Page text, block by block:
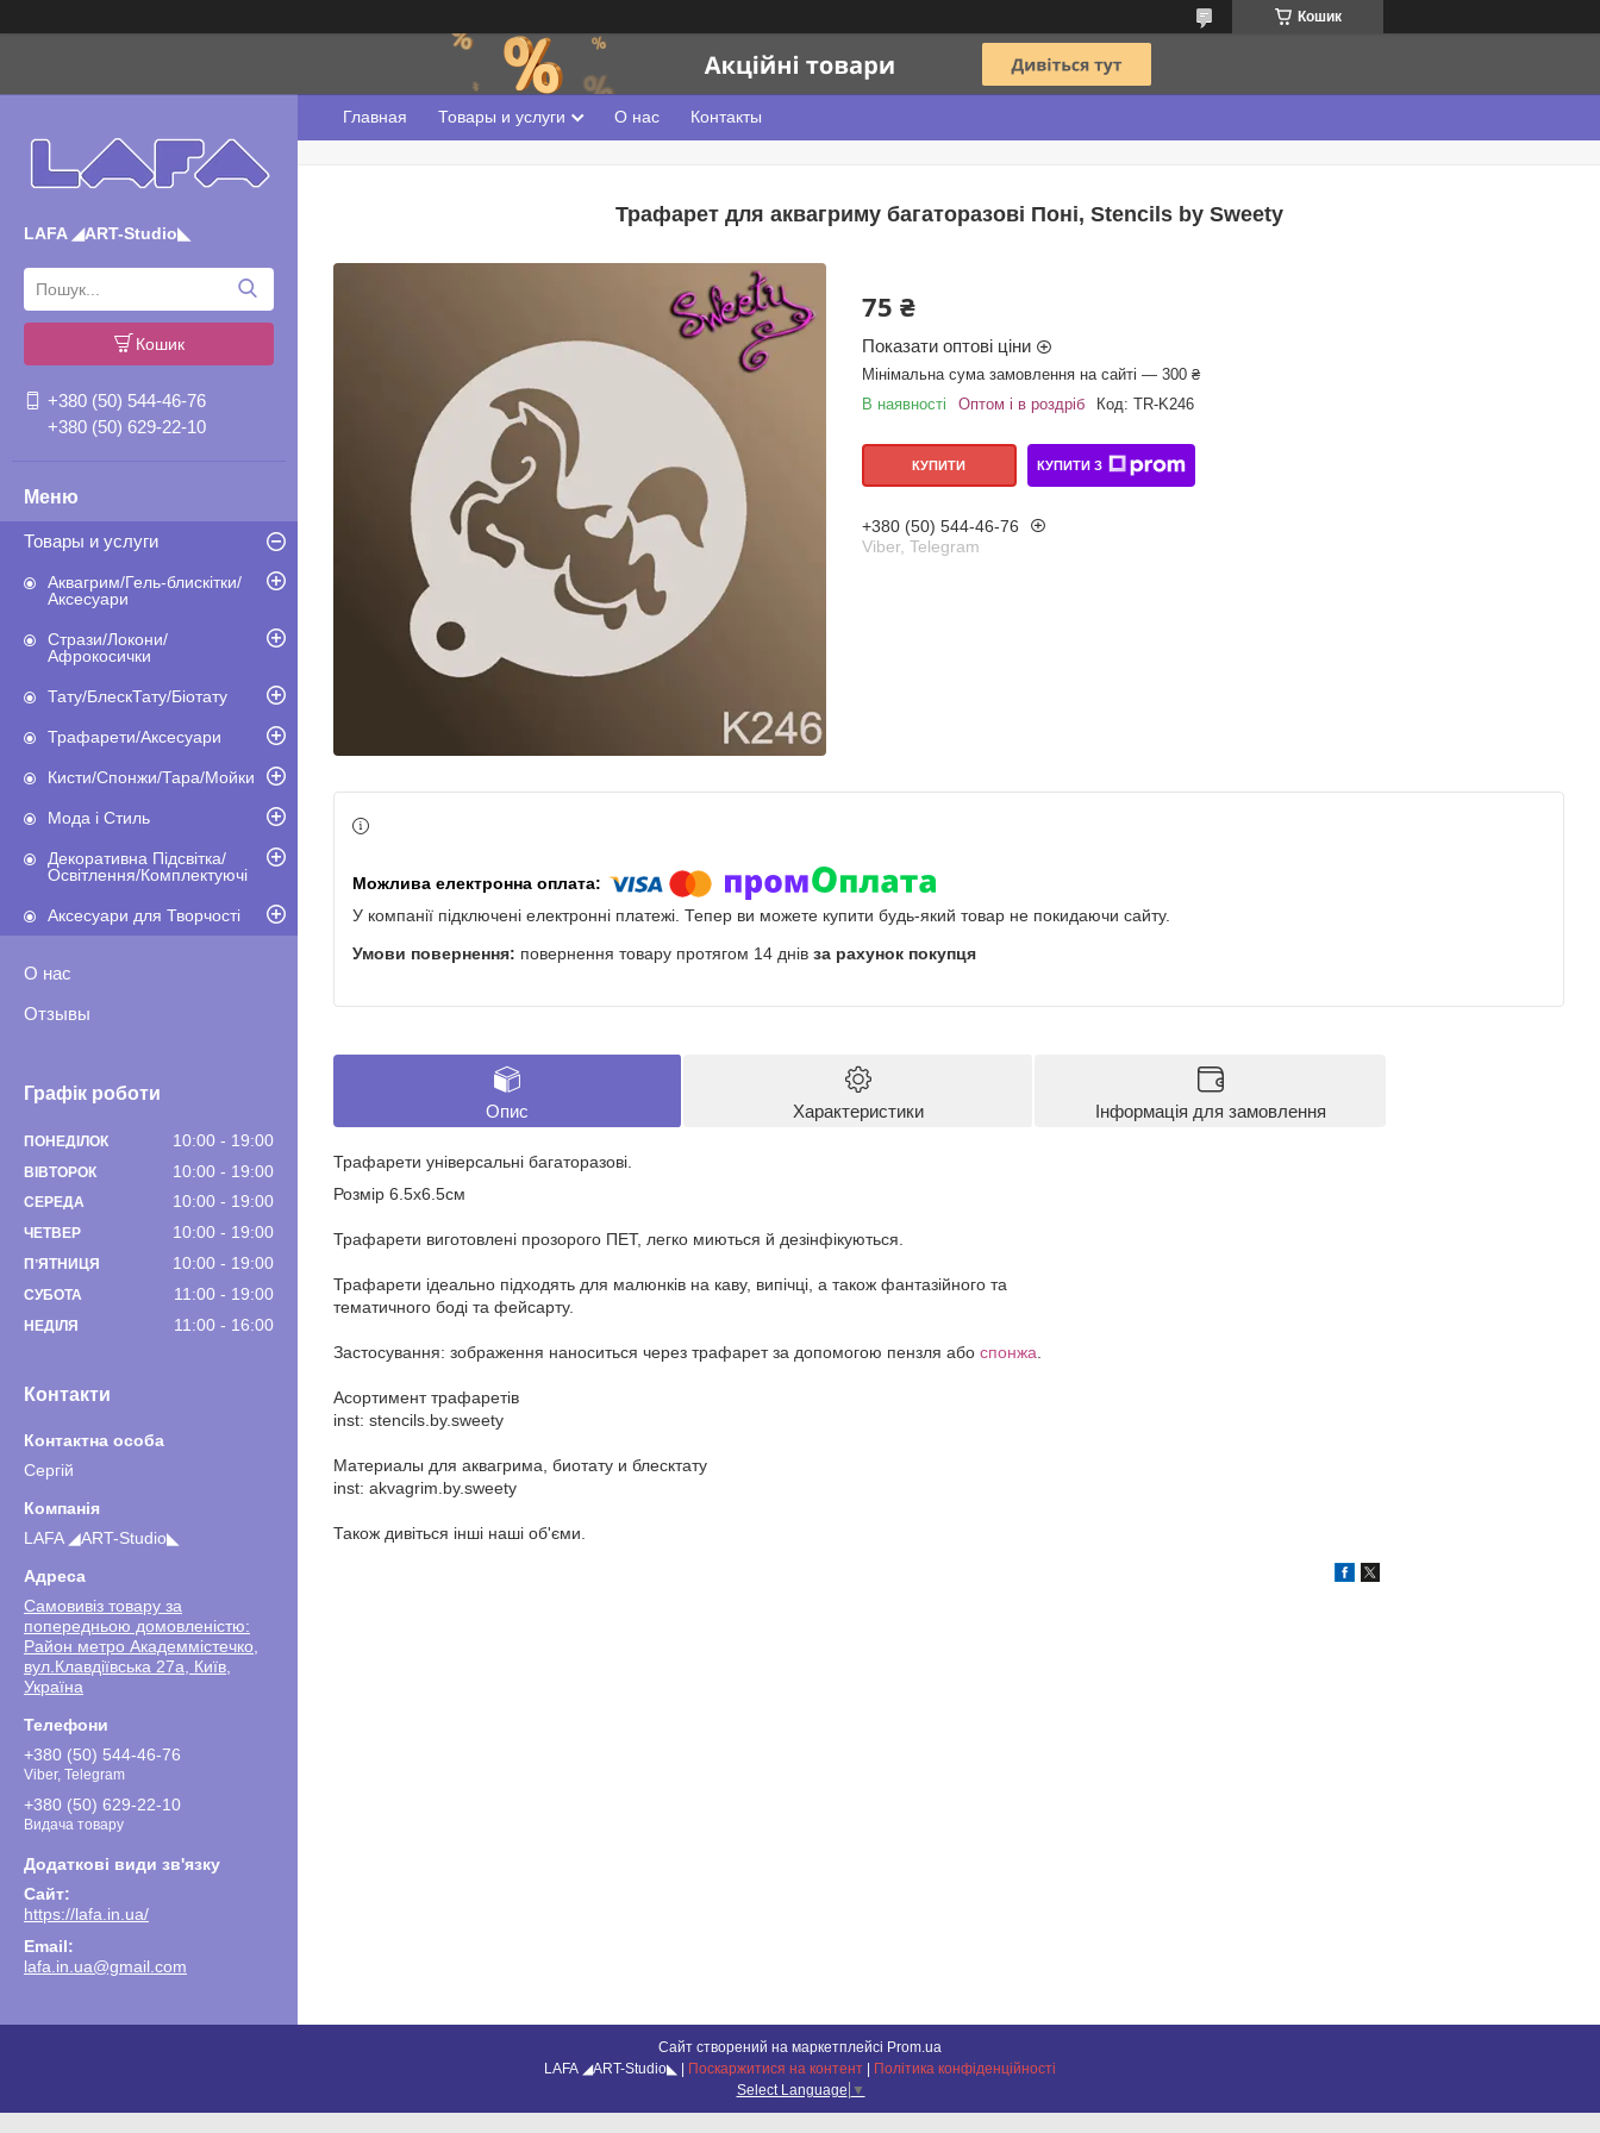
Кошик
LAFA ◢ART-Studio◣
Кошик
+380 (50) 544-46-76
+380 (50) 629-22-10
Товары и услуги
Аквагрим/Гель-блискітки/
Аксесуари
Стрази/Локони/
Афрокосички
Тату/БлескТату/Біотату
Трафарети/Аксесуари
Кисти/Спонжи/Тара/Мойки
Мода і Стиль
Декоративна Підсвітка/
Освітлення/Комплектуючі
Аксесуари для Творчості
О нас
Отзывы
Графік роботи
ПОНЕДІЛОК 10:00 19:00
ВІВТОРОК 10:00 19:00
СЕРЕДА 10:00 19:00
ЧЕТВЕР 10:00 19:00
ПʼЯТНИЦЯ 10:00 19:00
СУБОТА 11:00 19:00
НЕДІЛЯ 11:00 16:00
Контакти
Сергiй
LAFA ◢ART-Studio◣
Самовивіз товару за
попередньою домовленістю:
Район метро Академмістечко,
вул.Клавдіївська 27а, Київ,
Україна
+380 (50) 544-46-76
Viber, Telegram
+380 (50) 629-22-10
Видача товару
https://lafa.in.ua/
lafa.in.ua@gmail.com
Главная Товары и услуги О нас Контакты
Трафарет для аквагриму багаторазові Поні, Stencils by Sweety
75 ₴
Показати оптові ціни
Мінімальна сума замовлення на сайті — 300 ₴
В наявності
Оптом і в роздріб Код: TR-K246
КУПИТИ КУПИТИ З
+380 (50) 544-46-76
Viber, Telegram
У компанії підключені електронні платежі. Тепер ви можете купити будь-який товар не покидаючи сайту.
повернення товару протягом 14 днів за рахунок покупця
Опис Характеристики Інформація для замовлення
Трафарети універсальні багаторазові.
Розмір 6.5х6.5см
Трафарети виготовлені прозорого ПЕТ, легко миються й дезінфікуються.
Трафарети ідеально підходять для малюнків на каву, випічці, а також фантазійного та
тематичного боді та фейсарту.
Застосування: зображення наноситься через трафарет за допомогою пензля або спонжа
Асортимент трафаретів
inst: stencils.by.sweety
Материалы для аквагрима, биотату и блесктату
inst: akvagrim.by.sweety
Також дивіться інші наші об'єми.
Сайт створений на маркетплейсі Prom.ua
LAFA ◢ART-Studio◣ | Поскаржитися на контент | Політика конфіденційності
Select Language ▼